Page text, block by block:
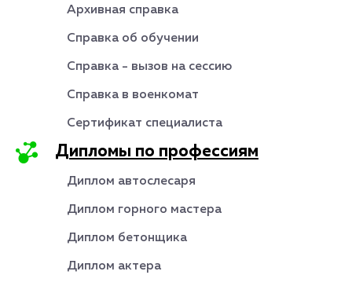
Архивная справка
Справка об обучении
Справка - вызов на сессию
Справка в военкомат
Сертификат специалиста
Дипломы по профессиям
Диплом автослесаря
Диплом горного мастера
Диплом бетонщика
Диплом актера